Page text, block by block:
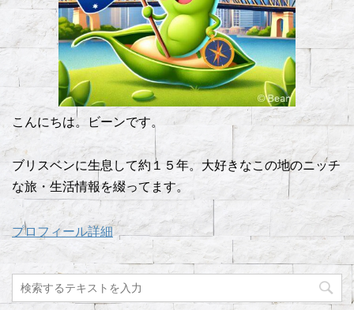
こんにちは。ビーンです。
ブリスベンに生息して約１５年。大好きなこの地のニッチ
な旅・生活情報を綴ってます。
プロフィール詳細